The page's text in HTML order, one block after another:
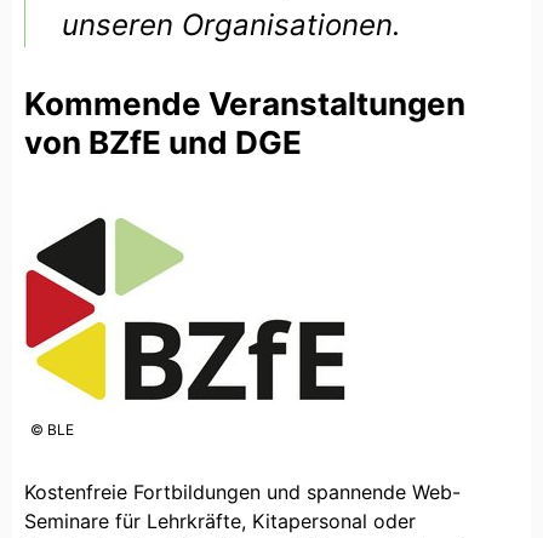
unseren Organisationen.
Kommende Veranstaltungen
von BZfE und DGE
© BLE
Kostenfreie Fortbildungen und spannende Web-
Seminare für Lehrkräfte, Kitapersonal oder